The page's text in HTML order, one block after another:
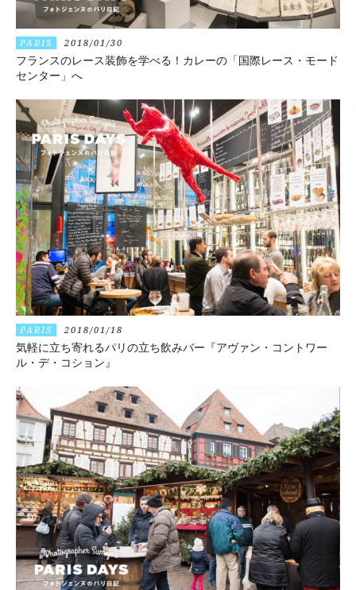
PARIS 2018/01/30
フランスのレース装飾を学べる！カレーの「国際レース・モード
センター」へ
PARIS 2018/01/18
気軽に立ち寄れるパリの立ち飲みバー『アヴァン・コントワー
ル・デ・コション』